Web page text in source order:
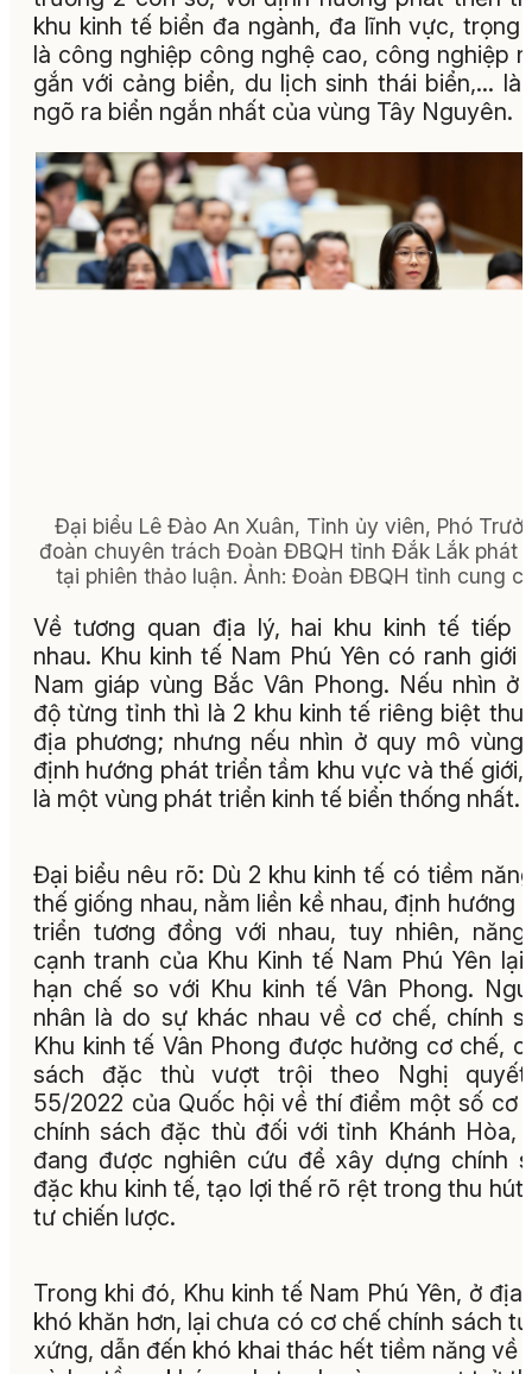
khu kinh tế biển đa ngành, đa lĩnh vực, trọng
là công nghiệp công nghệ cao, công nghiệp
gắn với cảng biển, du lịch sinh thái biển,… là
ngõ ra biển ngắn nhất của vùng Tây Nguyên.
Đại biểu Lê Đào An Xuân, Tỉnh ủy viên, Phó
đoàn chuyên trách Đoàn ĐBQH tỉnh Đắk Lắk phát
tại phiên thảo luận. Ảnh: Đoàn ĐBQH tỉnh cung
Về tương quan địa lý, hai khu kinh tế tiếp
nhau. Khu kinh tế Nam Phú Yên có ranh giới
Nam giáp vùng Bắc Vân Phong. Nếu nhìn ở
độ từng tỉnh thì là 2 khu kinh tế riêng biệt
địa phương; nhưng nếu nhìn ở quy mô
định hướng phát triển tầm khu vực và thế giới,
là một vùng phát triển kinh tế biển thống nhất.
Đại biểu nêu rõ: Dù 2 khu kinh tế có tiềm
thế giống nhau, nằm liền kề nhau, định hướng
triển tương đồng với nhau, tuy nhiên,
cạnh tranh của Khu Kinh tế Nam Phú Yên lại
hạn chế so với Khu kinh tế Vân Phong.
nhân là do sự khác nhau về cơ chế, chính
Khu kinh tế Vân Phong được hưởng cơ chế,
sách đặc thù vượt trội theo Nghị
55/2022 của Quốc hội về thí điểm một số cơ
chính sách đặc thù đối với tỉnh Khánh Hòa,
đang được nghiên cứu để xây dựng chính
đặc khu kinh tế, tạo lợi thế rõ rệt trong thu hút
tư chiến lược.
Trong khi đó, Khu kinh tế Nam Phú Yên, ở địa
khó khăn hơn, lại chưa có cơ chế chính sách
xứng, dẫn đến khó khai thác hết tiềm năng về